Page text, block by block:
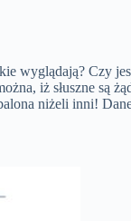
wyglądają? Czy
iż słuszne są
niżeli inni!